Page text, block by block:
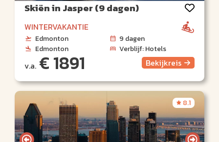
Skiën in Jasper (9 dagen)
WINTERVAKANTIE
Edmonton
9 dagen
Edmonton
Verblijf: Hotels
v.a. € 1891 Bekijkreis
8.1